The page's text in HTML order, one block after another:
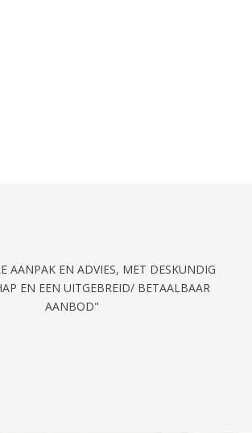
AANPAK EN ADVIES, MET DESKUNDIG
EN EEN UITGEBREID/ BETAALBAAR
AANBOD"